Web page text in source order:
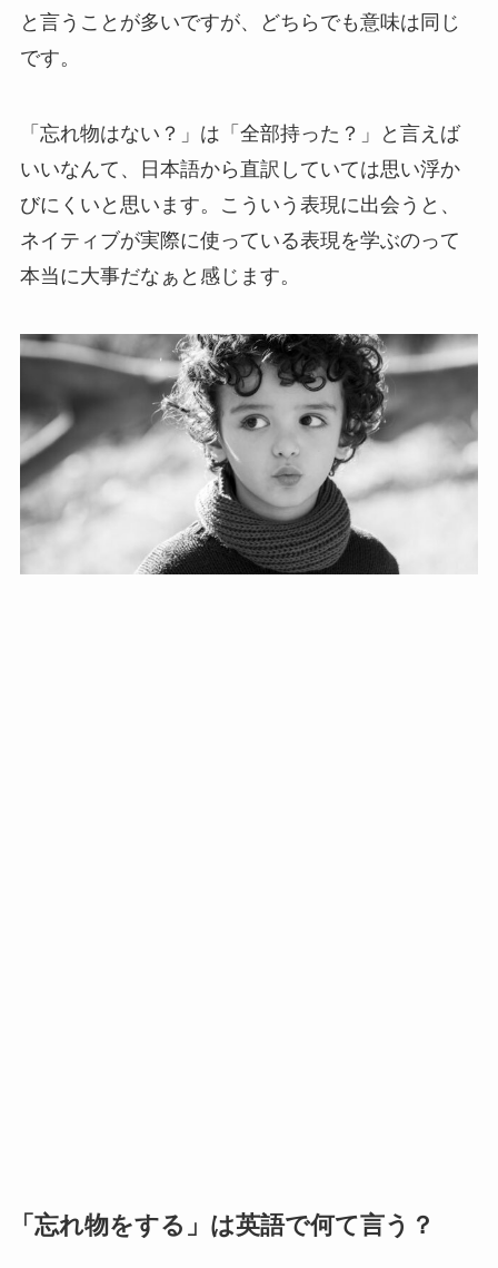
と言うことが多いですが、どちらでも意味は同じ
です。
「忘れ物はない？」は「全部持った？」と言えば
いいなんて、日本語から直訳していては思い浮か
びにくいと思います。こういう表現に出会うと、
ネイティブが実際に使っている表現を学ぶのって
本当に大事だなぁと感じます。
「忘れ物をする」は英語で何て言う？